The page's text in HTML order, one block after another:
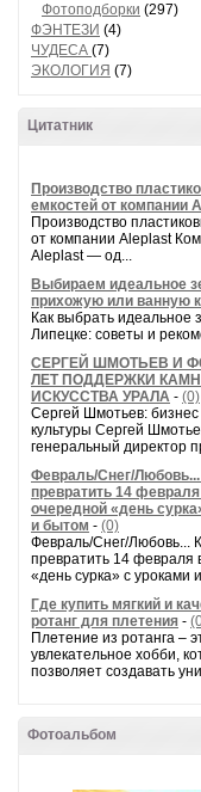
Фотоподборки (297)
ФЭНТЕЗИ (4)
ЧУДЕСА (7)
ЭКОЛОГИЯ (7)
Цитатник
Производство
емкостей от компании
Производство
от компании Aleplast
Aleplast — од...
Выбираем идеальное
прихожую или ванную
Как выбрать идеальное
Липецке: советы и
СЕРГЕЙ ШМОТЬЕВ И
ЛЕТ ПОДДЕРЖКИ
ИСКУССТВА УРАЛА - (0)
Сергей Шмотьев:
культуры Сергей
генеральный директор
Февраль/Снег/Любовь...
превратить 14
очередной «день
и бытом - (0)
Февраль/Снег/Любовь...
превратить 14 февраля
«день сурка» с уроками
Где купить мягкий и
ротанг для плетения -
Плетение из ротанга –
увлекательное хобби,
позволяет создавать
Фотоальбом